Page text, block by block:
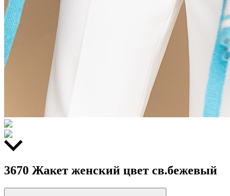
3670 Жакет женский цвет св.бежевый